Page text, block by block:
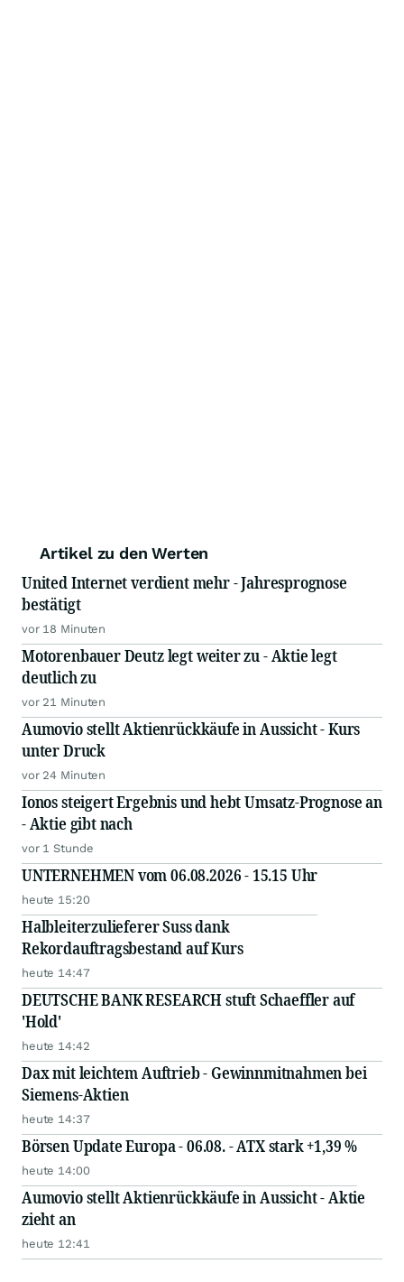
Artikel zu den Werten
United Internet verdient mehr - Jahresprognose
bestätigt
vor 18 Minuten
Motorenbauer Deutz legt weiter zu - Aktie legt
deutlich zu
vor 21 Minuten
Aumovio stellt Aktienrückkäufe in Aussicht - Kurs
unter Druck
vor 24 Minuten
Ionos steigert Ergebnis und hebt Umsatz-Prognose an
- Aktie gibt nach
vor 1 Stunde
UNTERNEHMEN vom 06.08.2026 - 15.15 Uhr
heute 15:20
Halbleiterzulieferer Suss dank
Rekordauftragsbestand auf Kurs
heute 14:47
DEUTSCHE BANK RESEARCH stuft Schaeffler auf
'Hold'
heute 14:42
Dax mit leichtem Auftrieb - Gewinnmitnahmen bei
Siemens-Aktien
heute 14:37
Börsen Update Europa - 06.08. - ATX stark +1,39 %
heute 14:00
Aumovio stellt Aktienrückkäufe in Aussicht - Aktie
zieht an
heute 12:41